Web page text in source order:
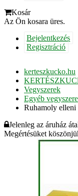
Kosár
Az Ön kosara üres.
Bejelentkezés
Regisztráció
kerteszkucko.hu
Vegyszerek
Egyéb
Ruhamoly elleni
Jelenleg az áruház
Megértésüket